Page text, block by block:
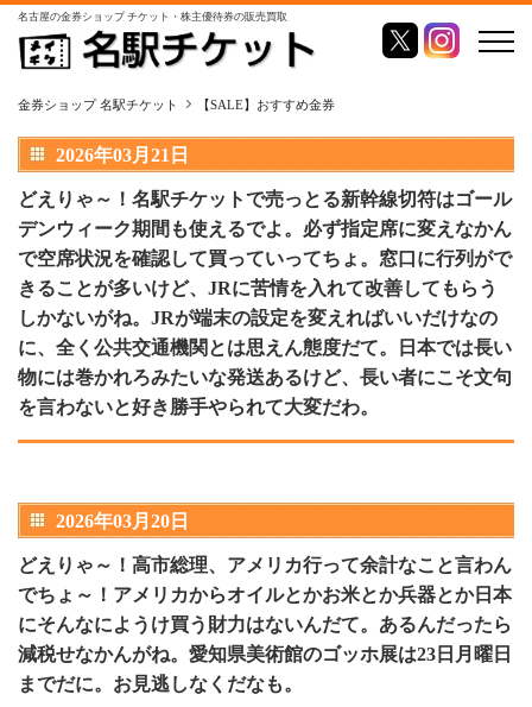
名古屋の金券ショップ チケット・株主優待券の販売買取
金券ショップ 名駅チケット 【SALE】おすすめ金券
2026年03月21日
どえりゃ～！名駅チケットで売っとる新幹線切符はゴール
デンウィーク期間も使えるでよ。必ず指定席に変えなかん
で空席状況を確認して買っていってちょ。窓口に行列がで
きることが多いけど、JRに苦情を入れて改善してもらう
しかないがね。JRが端末の設定を変えればいいだけなの
に、全く公共交通機関とは思えん態度だて。日本では長い
物には巻かれろみたいな発送あるけど、長い者にこそ文句
を言わないと好き勝手やられて大変だわ。
2026年03月20日
どえりゃ～！高市総理、アメリカ行って余計なこと言わん
でちょ～！アメリカからオイルとかお米とか兵器とか日本
にそんなにようけ買う財力はないんだて。あるんだったら
減税せなかんがね。愛知県美術館のゴッホ展は23日月曜日
までだに。お見逃しなくだなも。